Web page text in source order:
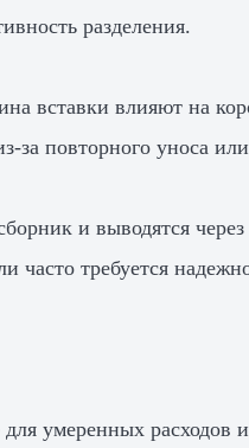
разделения.
вставки влияют на
за повторного уноса
и выводятся
требуется
умеренных расходов